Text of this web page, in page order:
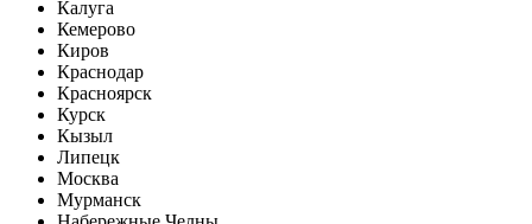
Калуга
Кемерово
Киров
Краснодар
Красноярск
Курск
Кызыл
Липецк
Москва
Мурманск